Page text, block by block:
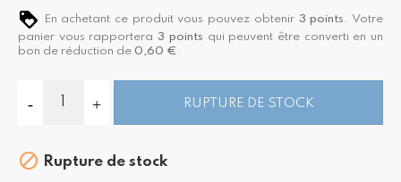
En achetant ce produit vous pouvez obtenir 3 points . Votre
panier vous rapportera3 points qui peuvent être converti en un
bon de réduction de 0,60 € .
RUPTURE DE STOCK
 Rupture de stock